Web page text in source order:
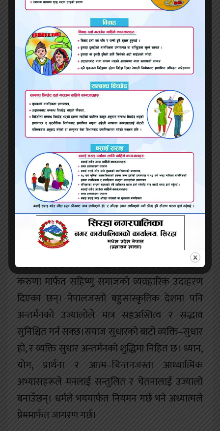
आधारित प्रशिक्षण हो। जब बालबालिकामा नैतिकता
करुणा,सहिष्णुता र सेवा–भाव विकास गरिन्छ,तब
भविष्यमा उनीहरू समाजमा सकारात्मक परिवर्तनको
वाहक बन्छन्। यहाँ औपचारिक शिक्षा पर्याप्त छैन
नैतिक शिक्षा,संस्कार,ध्यान,योग र आत्म–अन्वेषण
जस्ता अभ्यासले अन्तर्मन उज्यालो बनाउँछ।अन्ततः
अन्तर्मनको उज्यालो र सहिष्णु समाज
निर्माणएकअर्कासँग अविच्छिन्न छन्। व्यक्तिगत चेतना र
नैतिकता मात्र समाजलाई स्थायित्व,मेलमिलाप र समृद्धि
तर्फ डोर्याउन सक्छ। जब प्रत्येक नागरिकले आत्म–
परिष्कार,नैतिक मूल्य र सेवा–भाव आत्मसात् गर्छ,
समाजमा समानता,न्याय,करुणा र सहिष्णुताको
संस्कृति स्थापित हुन्छ।
सहिष्णुता केवल विचार होइन, व्यवहार हो जसले
जातीय, धार्मिक र सांस्कृतिक विविधतालाई सम्मान
गर्छ। स्क्यान्डिनेभियन देशहरूले सामाजिक समानता र
करुणा मार्फत सहिष्णु समाजको व्यवहारिक उदाहरण
दिएका छन्। नेपालजस्तो बहुसांस्कृतिक देशमा पनि
अन्तर्मनको उज्यालोले मात्र सहअस्तित्व र सद्भाव
सुनिश्चित गर्न सक्छ।समाज सुधारको बाटो व्यक्ति–सुधार
हो, र व्यक्ति सुधार अन्तर्मनको शुद्धिमा निहित छ। ध्यान,
योग, प्रार्थना र आत्म–चिन्तनजस्ता आध्यात्मिक
अभ्यासहरूले मनलाई सन्तुलित र चेतनालाई उज्यालो
बनाउँछन्। धर्मले भयमार्फत नियमन गर्छ भने अध्यात्मले
प्रेममार्फत जागरण गर्छ।